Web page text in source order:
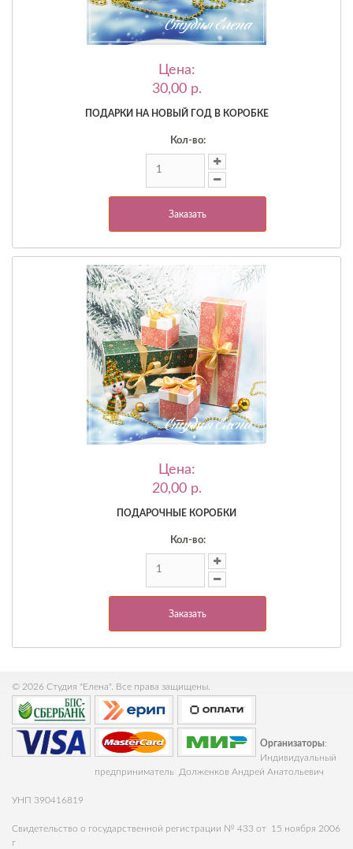
Цена:
30,00 p.
ПОДАРКИ НА НОВЫЙ ГОД В КОРОБКЕ
Кол-во:
Заказать
Цена:
20,00 p.
ПОДАРОЧНЫЕ КОРОБКИ
Кол-во:
Заказать
© 2026 Студия "Елена". Все права защищены.
Организаторы:
Индивидуальный
предприниматель Долженков Андрей Анатольевич
УНП 390416819
Свидетельство о государственной регистрации № 433 от 15 ноября 2006
г